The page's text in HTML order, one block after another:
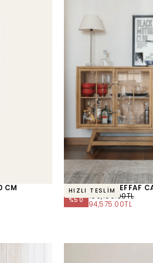
CM BÜFET BÜFE , ŞEFFAF
HIZLI TESLİM
%50
NORMAL
FIYAT
189,150.00TL
MINIMUM
94,575.00TL